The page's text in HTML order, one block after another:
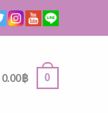
0.00฿ 0